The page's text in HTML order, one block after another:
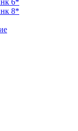
6*
8*